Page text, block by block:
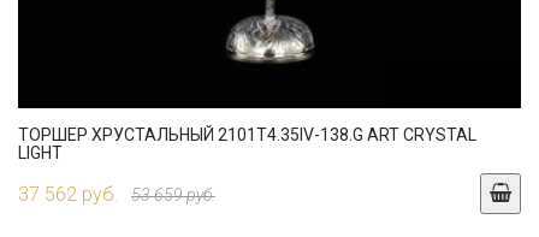
ТОРШЕР ХРУСТАЛЬНЫЙ 2101T4.35IV-138.G ART CRYSTAL
LIGHT
37 562 руб. 53 659 руб.